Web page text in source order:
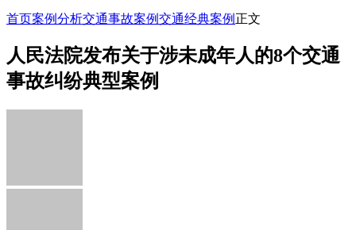
首页案例分析交通事故案例交通经典案例 正文
人民法院发布关于涉未成年人的8个交通
事故纠纷典型案例